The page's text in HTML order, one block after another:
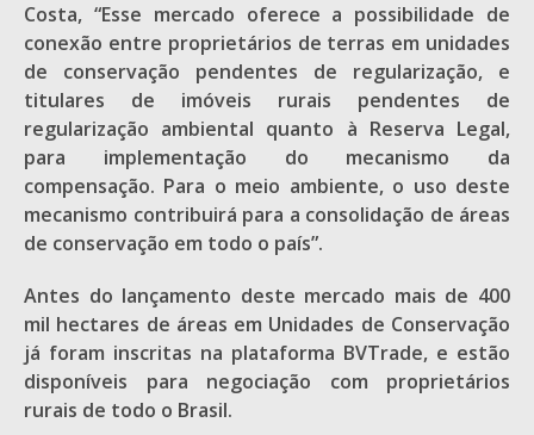
Costa, “Esse mercado oferece a possibilidade de
conexão entre proprietários de terras em unidades
de conservação pendentes de regularização, e
titulares de imóveis rurais pendentes de
regularização ambiental quanto à Reserva Legal,
para implementação do mecanismo da
compensação. Para o meio ambiente, o uso deste
mecanismo contribuirá para a consolidação de áreas
de conservação em todo o país”.
Antes do lançamento deste mercado mais de 400
mil hectares de áreas em Unidades de Conservação
já foram inscritas na plataforma BVTrade, e estão
disponíveis para negociação com proprietários
rurais de todo o Brasil.